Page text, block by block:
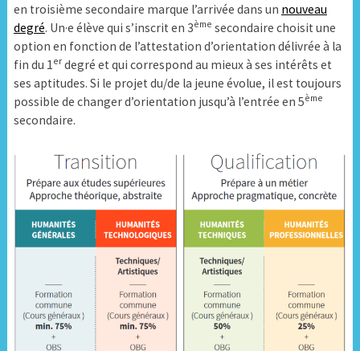
en troisième secondaire marque l’arrivée dans un nouveau
degré. Un·e élève qui s’inscrit en 3ème secondaire choisit une
option en fonction de l’attestation d’orientation délivrée à la
fin du 1 erdegré et qui correspond au mieux à ses intérêts et
ses aptitudes. Si le projet du/de la jeune évolue, il est toujours
possible de changer d’orientation jusqu’à l’entrée en 5ème
secondaire.